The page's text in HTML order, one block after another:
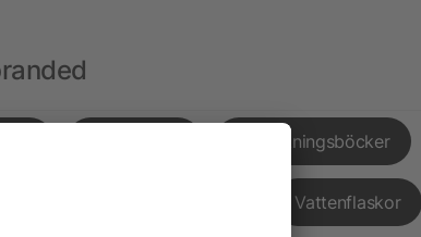
Anteckningsböcker
Vattenflaskor